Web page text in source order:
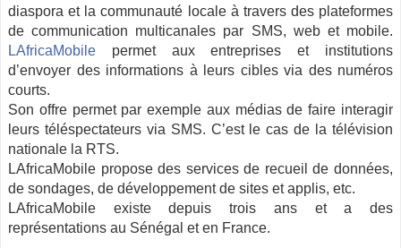
diaspora et la communauté locale à travers des plateformes
de communication multicanales par SMS, web et mobile.
LAfricaMobile permet aux entreprises et institutions
d’envoyer des informations à leurs cibles via des numéros
courts.
Son offre permet par exemple aux médias de faire interagir
leurs téléspectateurs via SMS. C’est le cas de la télévision
nationale la RTS.
LAfricaMobile propose des services de recueil de données,
de sondages, de développement de sites et applis, etc.
LAfricaMobile existe depuis trois ans et a des
représentations au Sénégal et en France.